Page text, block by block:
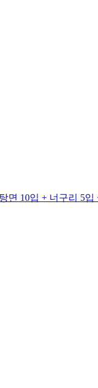
면 10입 + 너구리 5